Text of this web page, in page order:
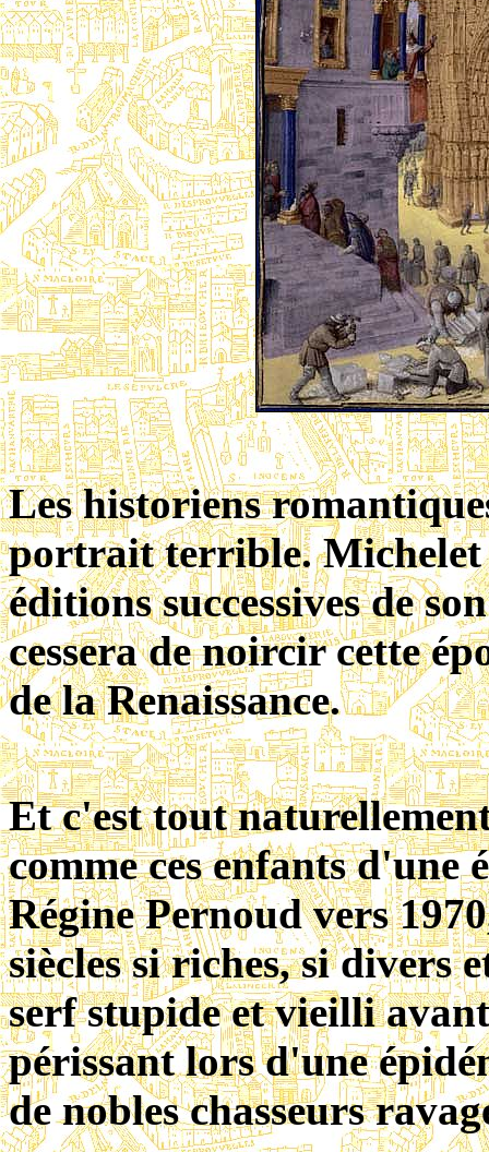
Les historiens
portrait terrible. Michelet
éditions successives de
cessera de noircir cette
de la Renaissance.
Et c'est tout
comme ces enfants
Régine Pernoud vers
siècles si riches, si divers
serf stupide et vieilli
périssant lors d'une
de nobles chasseurs